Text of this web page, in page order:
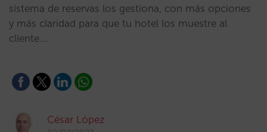
sistema de reservas los gestiona, con más opciones
y más claridad para que tu hotel los muestre al
cliente.…
César López